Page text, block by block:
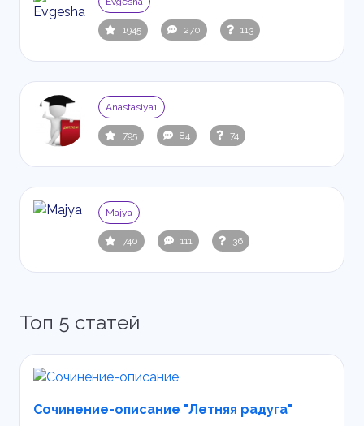
1945 270 113
Anastasiya1
795 84 74
Majya
740 111 36
Топ 5 статей
Сочинение-описание "Летняя радуга"